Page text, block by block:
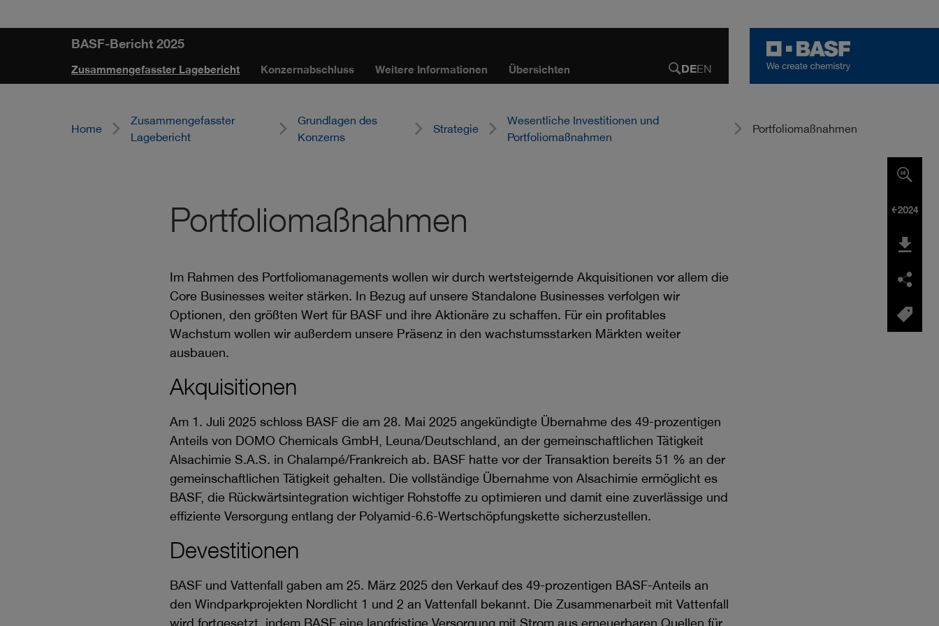
SprungmarkenBASF-Bericht 2025
Zusammengefasster Lagebericht Konzernabschluss Weitere Informationen Übersichten
Suche
DEDEUTSCH
EN
Home
Zusammengefasster
Lagebericht
Grundlagen des
Konzerns
Strategie
Wesentliche Investitionen und
Portfoliomaßnahmen
Portfoliomaßnahmen
Portfoliomaßnahmen
Im Rahmen des Portfoliomanagements wollen wir durch wertsteigernde Akquisitionen vor allem die
Core Businesses weiter stärken. In Bezug auf unsere Standalone Businesses verfolgen wir
Optionen, den größten Wert für BASF und ihre Aktionäre zu schaffen. Für ein profitables
Wachstum wollen wir außerdem unsere Präsenz in den wachstumsstarken Märkten weiter
ausbauen.
Akquisitionen
Am 1. Juli 2025 schloss BASF die am 28. Mai 2025 angekündigte Übernahme des 49-prozentigen
Anteils von DOMO Chemicals GmbH, Leuna/Deutschland, an der gemeinschaftlichen Tätigkeit
Alsachimie S.A.S. in Chalampé/Frankreich ab. BASF hatte vor der Transaktion bereits 51 % an der
gemeinschaftlichen Tätigkeit gehalten. Die vollständige Übernahme von Alsachimie ermöglicht es
BASF, die Rückwärtsintegration wichtiger Rohstoffe zu optimieren und damit eine zuverlässige und
effiziente Versorgung entlang der Polyamid-6.6-Wertschöpfungskette sicherzustellen.
Devestitionen
BASF und Vattenfall gaben am 25. März 2025 den Verkauf des 49-prozentigen BASF-Anteils an
den Windparkprojekten Nordlicht 1 und 2 an Vattenfall bekannt. Die Zusammenarbeit mit Vattenfall
wird fortgesetzt, indem BASF eine langfristige Versorgung mit Strom aus erneuerbaren Quellen für
Facebook
LinkedIn
E-mail